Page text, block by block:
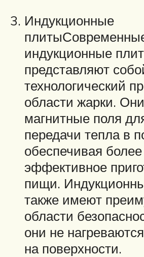
Индукционные
индукционные
представляют
технологический
области жарки.
магнитные поля
передачи тепла в
обеспечивая
эффективное
пищи.
также имеют
области
они не
на поверхности.